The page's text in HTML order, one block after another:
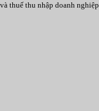
thuế thu nhập doanh nghiệp